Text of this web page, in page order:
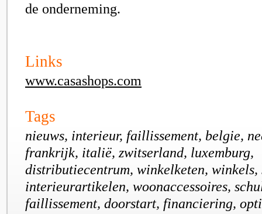
de onderneming.
Links
www.casashops.com
Tags
nieuws, interieur, faillissement, belgie,
frankrijk, italië, zwitserland, luxemburg,
distributiecentrum, winkelketen,
interieurartikelen, woonaccessoires,
faillissement, doorstart, financiering,